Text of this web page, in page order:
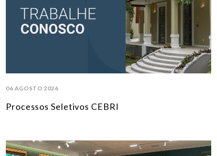
06 AGOSTO 2026
Processos Seletivos CEBRI